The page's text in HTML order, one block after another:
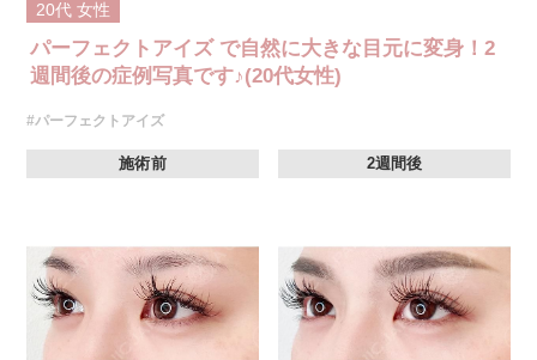
20代 女性
パーフェクトアイズ で自然に大きな目元に変身！2
週間後の症例写真です♪(20代女性)
#パーフェクトアイズ
施術前 2週間後